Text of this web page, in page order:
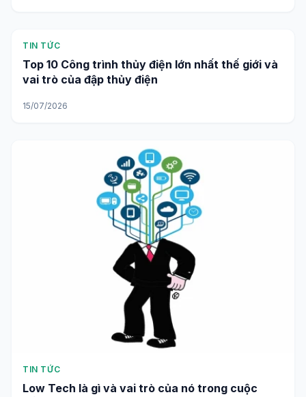
Top 10 Công trình thủy điện lớn nhất thế giới và
vai trò của đập thủy điện